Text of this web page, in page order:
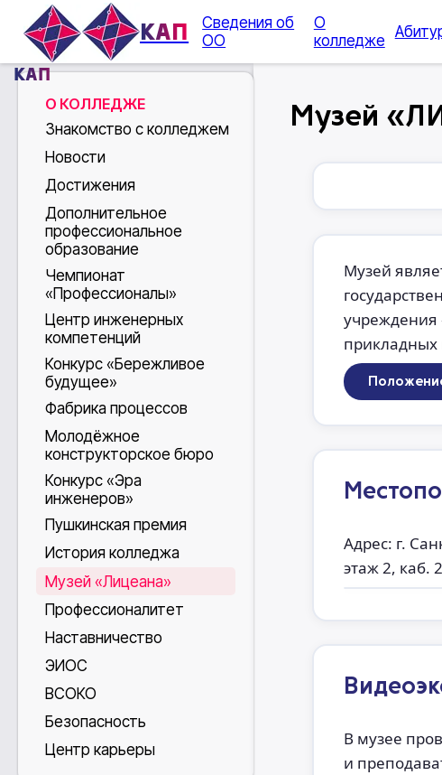
КАП
КАП
Сведения об
ОО
О
колледже
О КОЛЛЕДЖЕ
Знакомство с колледжем
Новости
Достижения
Дополнительное
профессиональное
образование
Чемпионат
«Профессионалы»
Центр инженерных
компетенций
Конкурс «Бережливое
будущее»
Фабрика процессов
Молодёжное
конструкторское бюро
Конкурс «Эра
инженеров»
Пушкинская премия
История колледжа
Музей «Лицеана»
Профессионалитет
Наставничество
ЭИОС
ВСОКО
Безопасность
Центр карьеры
Музей
Музей
учреждения
Адрес: г.
этаж 2, каб.
В музее
и